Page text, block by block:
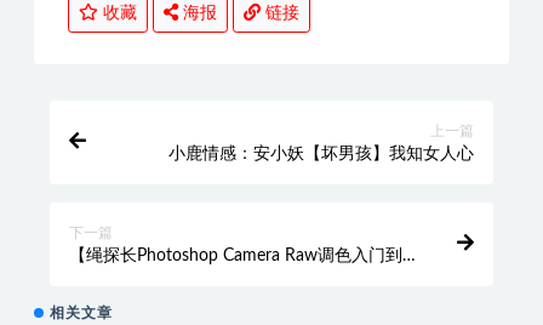
收藏 海报 链接
上一篇
小鹿情感：安小妖【坏男孩】我知女人心
下一篇
【绳探长Photoshop Camera Raw调色入门到
相关文章